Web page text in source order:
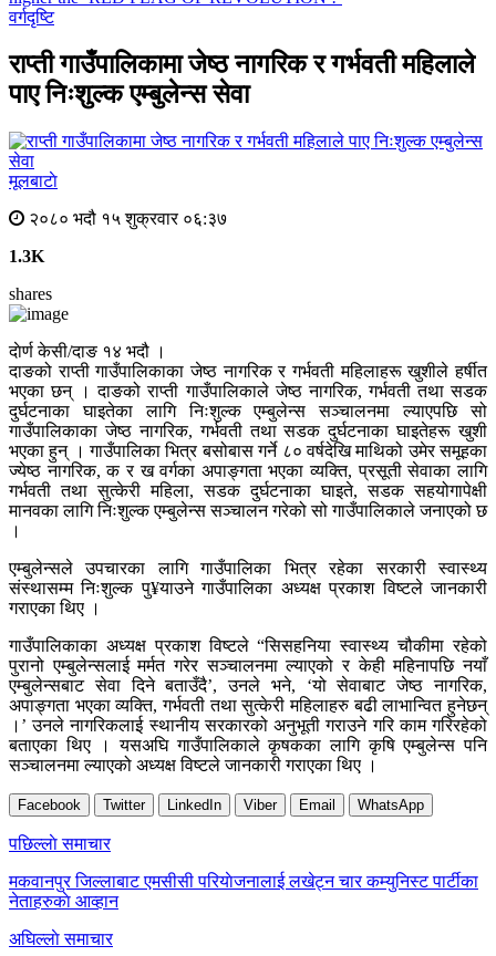
वर्गदृष्टि
राप्ती गाउँपालिकामा जेष्ठ नागरिक र गर्भवती महिलाले
पाए निःशुल्क एम्बुलेन्स सेवा
मूलबाटाे
२०८० भदौ १५ शुक्रवार ०६:३७
1.3K
shares
दाेर्ण केसी/दाङ १४ भदौ ।
दाङको राप्ती गाउँपालिकाका जेष्ठ नागरिक र गर्भवती महिलाहरू खुशीले हर्षीत
भएका छन् । दाङको राप्ती गाउँपालिकाले जेष्ठ नागरिक, गर्भवती तथा सडक
दुर्घटनाका घाइतेका लागि निःशुल्क एम्बुलेन्स सञ्चालनमा ल्याएपछि सो
गाउँपालिकाका जेष्ठ नागरिक, गर्भवती तथा सडक दुर्घटनाका घाइतेहरू खुशी
भएका हुन् । गाउँपालिका भित्र बसोबास गर्ने ८० वर्षदेखि माथिको उमेर समूहका
ज्येष्ठ नागरिक, क र ख वर्गका अपाङ्गता भएका व्यक्ति, प्रसूती सेवाका लागि
गर्भवती तथा सुत्केरी महिला, सडक दुर्घटनाका घाइते, सडक सहयोगापेक्षी
मानवका लागि निःशुल्क एम्बुलेन्स सञ्चालन गरेको सो गाउँपालिकाले जनाएको छ
।
एम्बुलेन्सले उपचारका लागि गाउँपालिका भित्र रहेका सरकारी स्वास्थ्य
संस्थासम्म निःशुल्क पु¥याउने गाउँपालिका अध्यक्ष प्रकाश विष्टले जानकारी
गराएका थिए ।
गाउँपालिकाका अध्यक्ष प्रकाश विष्टले “सिसहनिया स्वास्थ्य चौकीमा रहेको
पुरानो एम्बुलेन्सलाई मर्मत गरेर सञ्चालनमा ल्याएको र केही महिनापछि नयाँ
एम्बुलेन्सबाट सेवा दिने बताउँदै’, उनले भने, ‘यो सेवाबाट जेष्ठ नागरिक,
अपाङ्गता भएका व्यक्ति, गर्भवती तथा सुत्केरी महिलाहरु बढी लाभान्वित हुनेछन्
।’ उनले नागरिकलाई स्थानीय सरकारको अनुभूती गराउने गरि काम गरिरहेको
बताएका थिए । यसअघि गाउँपालिकाले कृषकका लागि कृषि एम्बुलेन्स पनि
सञ्चालनमा ल्याएको अध्यक्ष विष्टले जानकारी गराएका थिए ।
Facebook Twitter LinkedIn Viber Email WhatsApp
Post
navigation
पछिल्लाे समाचार
मकवानपुर जिल्लाबाट एमसीसी परियाेजनालाई लखेट्न चार कम्युनिस्ट पार्टीका
नेताहरुकाे आव्हान
अघिल्लाे समाचार